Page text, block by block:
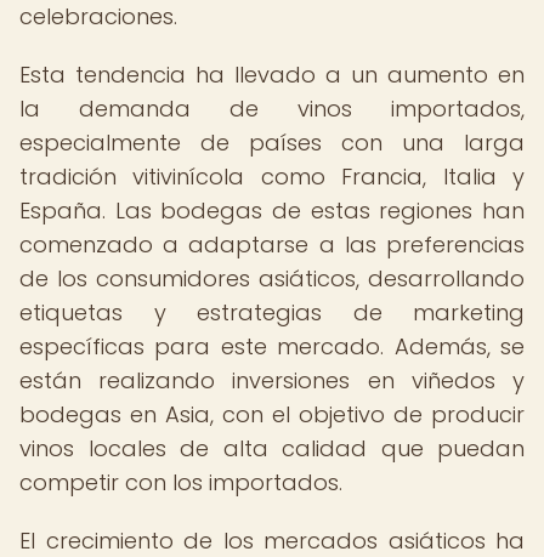
celebraciones.
Esta tendencia ha llevado a un aumento en
la demanda de vinos importados,
especialmente de países con una larga
tradición vitivinícola como Francia, Italia y
España. Las bodegas de estas regiones han
comenzado a adaptarse a las preferencias
de los consumidores asiáticos, desarrollando
etiquetas y estrategias de marketing
específicas para este mercado. Además, se
están realizando inversiones en viñedos y
bodegas en Asia, con el objetivo de producir
vinos locales de alta calidad que puedan
competir con los importados.
El crecimiento de los mercados asiáticos ha